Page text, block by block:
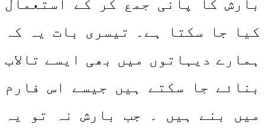
بارش کا پانی جمع کر کے استعمال
کیا جا سکتا ہے۔ تیسری بات یہ کہ
ہمارے دیہاتوں میں بھی ایسے تالاب
بنائے جا سکتے ہیں جیسے اس فارم
میں بنے ہیں ۔ جب بارش نہ تو یہ